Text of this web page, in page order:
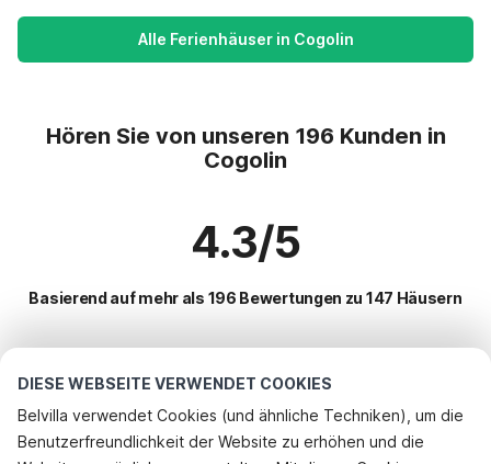
DIESE WEBSEITE VERWENDET COOKIES
Belvilla verwendet Cookies (und ähnliche Techniken), um die
Benutzerfreundlichkeit der Website zu erhöhen und die
Alle Ferienhäuser in Cogolin
Hören Sie von unseren 196 Kunden in
Cogolin
4.3/5
Basierend auf mehr als 196 Bewertungen zu 147 Häusern
Beliebteste Reiseziele für Urlaub